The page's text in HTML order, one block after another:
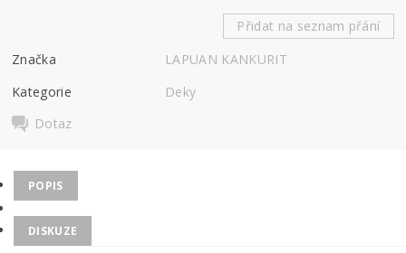
Přidat na seznam přání
Značka
LAPUAN KANKURIT
Kategorie
Deky
Dotaz
POPIS
DISKUZE